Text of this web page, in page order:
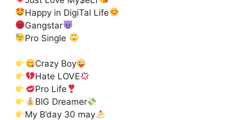
Happy in DigiTal Life
Gangstar
Pro Single
Crazy Boy
Hate LOVE
Pro Life
BIG Dreamer
My B’day 30 may